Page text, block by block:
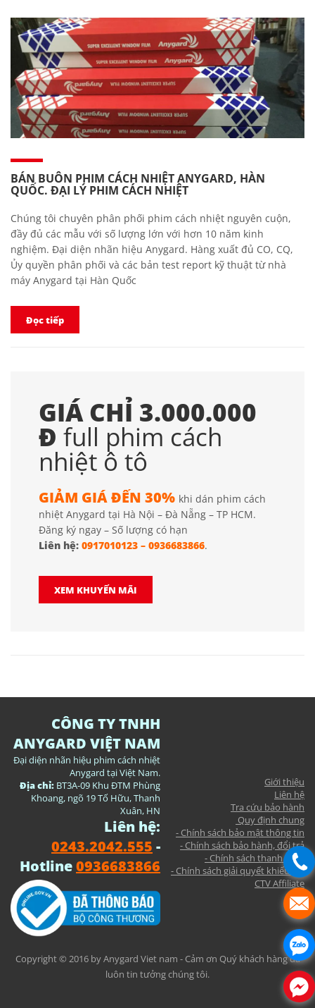
BÁN BUÔN PHIM CÁCH NHIỆT ANYGARD, HÀN
QUỐC. ĐẠI LÝ PHIM CÁCH NHIỆT
Chúng tôi chuyên phân phối phim cách nhiệt nguyên cuộn,
đầy đủ các mẫu với số lượng lớn với hơn 10 năm kinh
nghiệm. Đại diện nhãn hiệu Anygard. Hàng xuất đủ CO, CQ,
Ủy quyền phân phối và các bản test report kỹ thuật từ nhà
máy Anygard tại Hàn Quốc
Đọc tiếp
GIÁ CHỈ 3.000.000
Đ full phim cách
nhiệt ô tô
GIẢM GIÁ ĐẾN 30% khi dán phim cách
nhiệt Anygard tại Hà Nội – Đà Nẵng – TP HCM.
Đăng ký ngay – Số lượng có hạn
Liên hệ: 0917010123 – 0936683866.
XEM KHUYẾN MÃI
CÔNG TY TNHH
ANYGARD VIỆT NAM
Đại diện nhãn hiệu phim cách nhiệt
Anygard tại Việt Nam.
Địa chỉ: BT3A-09 Khu ĐTM Phùng
Khoang, ngõ 19 Tố Hữu, Thanh
Xuân, HN
Liên hệ:
0243.2042.555 -
Hotline0936683866
Giới thiệu
Liên hệ
Tra cứu bảo hành
Quy định chung
- Chính sách bảo mật thông tin
- Chính sách bảo hành, đổi trả
- Chính sách thanh toán
- Chính sách giải quyết khiếu nại
CTV Affiliate
Copyright © 2016 by Anygard Viet nam - Cảm ơn Quý khách hàng đã
luôn tin tưởng chúng tôi.